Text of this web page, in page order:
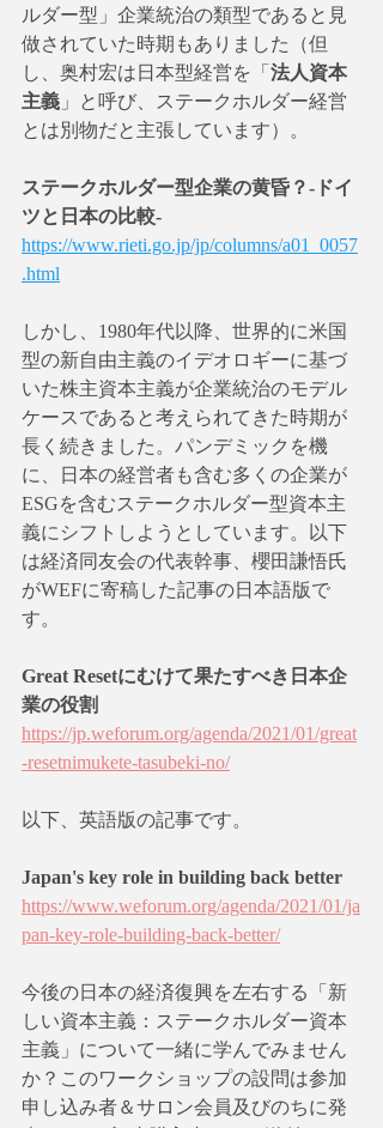
ルダー型」企業統治の類型であると見
做されていた時期もありました（但
し、奥村宏は日本型経営を「 法人資本
主義 」と呼び、ステークホルダー経営
とは別物だと主張しています）。
ステークホルダー型企業の黄昏？-ドイ
ツと日本の比較-
https://www.rieti.go.jp/jp/columns/a01_0057
.html
しかし、1980年代以降、世界的に米国
型の新自由主義のイデオロギーに基づ
いた株主資本主義が企業統治のモデル
ケースであると考えられてきた時期が
長く続きました。パンデミックを機
に、日本の経営者も含む多くの企業が
ESGを含むステークホルダー型資本主
義にシフトしようとしています。以下
は経済同友会の代表幹事、櫻田謙悟氏
がWEFに寄稿した記事の日本語版で
す。
Great Resetにむけて果たすべき日本企
業の役割
https://jp.weforum.org/agenda/2021/01/great
-resetnimukete-tasubeki-no/
以下、英語版の記事です。
Japan's key role in building back better
https://www.weforum.org/agenda/2021/01/ja
pan-key-role-building-back-better/
今後の日本の経済復興を左右する「新
しい資本主義：ステークホルダー資本
主義」について一緒に学んでみません
か？このワークショップの設問は参加
申し込み者＆サロン会員及びのちに発